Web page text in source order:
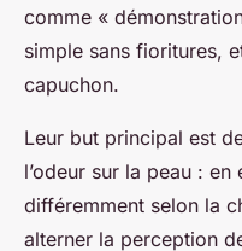
comme «
simple sans fioritures,
capuchon.
Leur but principal est
l’odeur sur la peau :
différemment selon la
alterner la perception